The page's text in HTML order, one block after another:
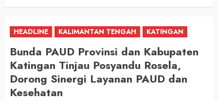
HEADLINE KALIMANTAN TENGAH KATINGAN
Bunda PAUD Provinsi dan Kabupaten
Katingan Tinjau Posyandu Rosela,
Dorong Sinergi Layanan PAUD dan
Kesehatan